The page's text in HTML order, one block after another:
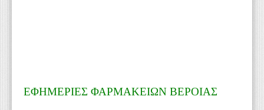
ΕΦΗΜΕΡΙΕΣ ΦΑΡΜΑΚΕΙΩΝ ΒΕΡΟΙΑΣ